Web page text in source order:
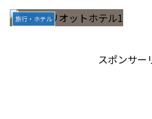
旅行・ホテル
スポンサー